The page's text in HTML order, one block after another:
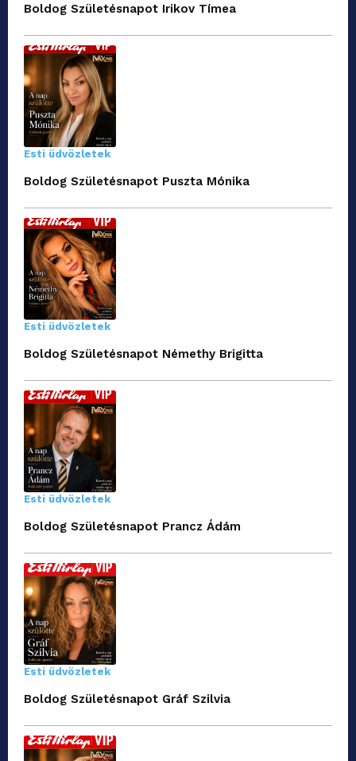
Boldog Születésnapot Irikov Tímea
Esti üdvözletek
Boldog Születésnapot Puszta Mónika
Esti üdvözletek
Boldog Születésnapot Némethy Brigitta
Esti üdvözletek
Boldog Születésnapot Prancz Ádám
Esti üdvözletek
Boldog Születésnapot Gráf Szilvia